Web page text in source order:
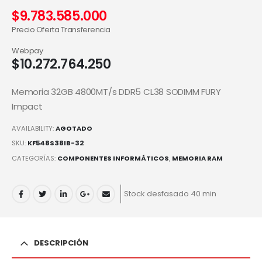
$9.783.585.000
Precio Oferta Transferencia
$10.272.764.250
Webpay
Memoria 32GB 4800MT/s DDR5 CL38 SODIMM FURY
Impact
AVAILABILITY:AGOTADO
SKU: KF548S38IB-32
CATEGORÍAS: COMPONENTES INFORMÁTICOS, MEMORIA RAM
Stock desfasado 40 min
DESCRIPCIÓN